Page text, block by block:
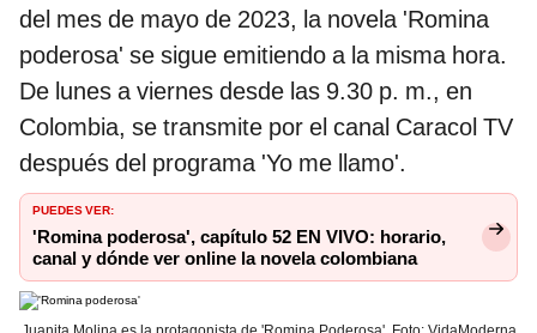
del mes de mayo de 2023, la novela 'Romina
poderosa' se sigue emitiendo a la misma hora.
De lunes a viernes desde las 9.30 p. m., en
Colombia, se transmite por el canal Caracol TV
después del programa 'Yo me llamo'.
PUEDES VER:
'Romina poderosa', capítulo 52 EN VIVO: horario,
canal y dónde ver online la novela colombiana